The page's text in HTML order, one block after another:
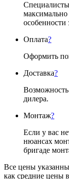
максимально
особенности
Оплата?
Оформить
Доставка?
дилера.
Монтаж?
Если у вас
нюансах
бригаде
Все цены
как средние цены